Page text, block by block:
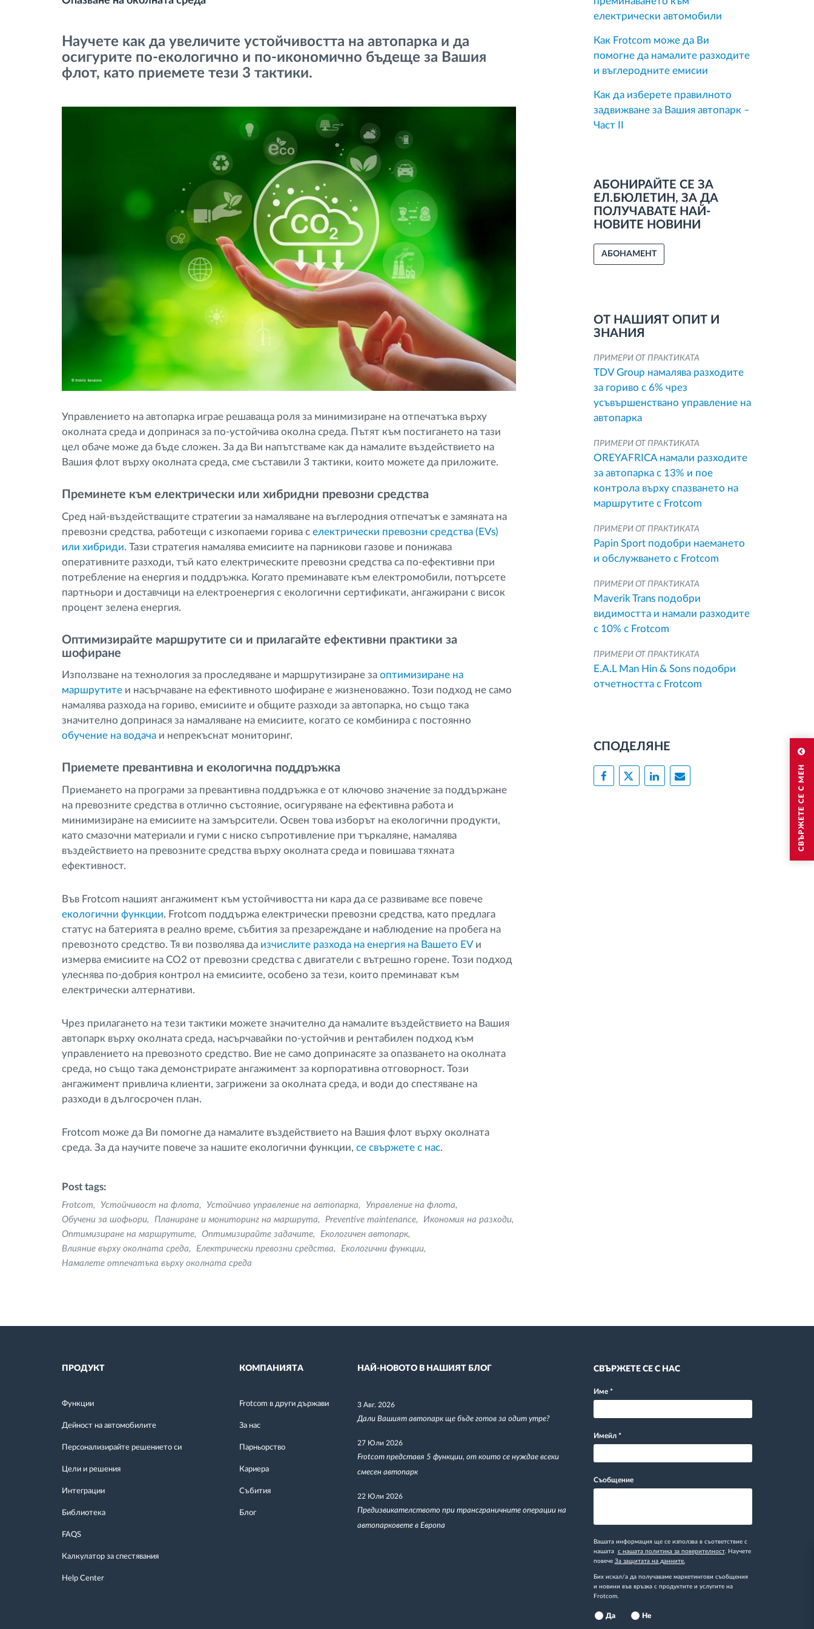
СВЪРЖЕТЕ СЕ С МЕН
Контрол на достъпа
Управление на горивото
Автоматична идентификация на
Разберете за всички
функционалности
Научете как да увеличите устойчивостта на автопарка и да
осигурите по-екологично и по-икономично бъдеще за Вашия
флот, като приемете тези 3 тактики.
Управлението на автопарка играе решаваща роля за минимизиране на отпечатъка върху
околната среда и допринася за по-устойчива околна среда. Пътят към постигането на тази
цел обаче може да бъде сложен. За да Ви напътстваме как да намалите въздействието на
Вашия флот върху околната среда, сме съставили 3 тактики, които можете да приложите.
Преминете към електрически или хибридни превозни средства
Сред най-въздействащите стратегии за намаляване на въглеродния отпечатък е замяната на
превозни средства, работещи с изкопаеми горива с eлектрически превозни средства (EVs)
или хибриди. Тази стратегия намалява емисиите на парникови газове и понижава
оперативните разходи, тъй като електрическите превозни средства са по-ефективни при
потребление на енергия и поддръжка. Когато преминавате към електромобили, потърсете
партньори и доставчици на електроенергия с екологични сертификати, ангажирани с висок
процент зелена енергия.
Оптимизирайте маршрутите си и прилагайте ефективни практики за
шофиране
Използване на технология за проследяване и маршрутизиране за oптимизиране на
маршрутите и насърчаване на ефективното шофиране е жизненоважно. Този подход не само
намалява разхода на гориво, емисиите и общите разходи за автопарка, но също така
значително допринася за намаляване на емисиите, когато се комбинира с постоянно
обучение на водача и непрекъснат мониторинг.
Приемете превантивна и екологична поддръжка
Приемането на програми за превантивна поддръжка е от ключово значение за поддържане
на превозните средства в отлично състояние, осигуряване на ефективна работа и
минимизиране на емисиите на замърсители. Освен това изборът на екологични продукти,
като смазочни материали и гуми с ниско съпротивление при търкаляне, намалява
въздействието на превозните средства върху околната среда и повишава тяхната
ефективност.
Във Frotcom нашият ангажимент към устойчивостта ни кара да се развиваме все повече
eкологични функции. Frotcom поддържа електрически превозни средства, като предлага
статус на батерията в реално време, събития за презареждане и наблюдение на пробега на
превозното средство. Тя ви позволява да изчислите разхода на енергия на Вашето EVи
измерва емисиите на CO2 от превозни средства с двигатели с вътрешно горене. Този подход
улеснява по-добрия контрол на емисиите, особено за тези, които преминават към
електрически алтернативи.
Чрез прилагането на тези тактики можете значително да намалите въздействието на Вашия
автопарк върху околната среда, насърчавайки по-устойчив и рентабилен подход към
управлението на превозното средство. Вие не само допринасяте за опазването на околната
среда, но също така демонстрирате ангажимент за корпоративна отговорност. Този
ангажимент привлича клиенти, загрижени за околната среда, и води до спестяване на
разходи в дългосрочен план.
Frotcom може да Ви помогне да намалите въздействието на Вашия флот върху околната
среда. За да научите повече за нашите екологични функции, cе свържете с нас.
Post tags:
Frotcom Устойчивост на флота Устойчиво управление на автопарка
Управление на флота
Обучени за шофьори
Планиране и мониторинг на маршрута Preventive maintenance
Икономия на разходи
Оптимизиране на маршрутите
Оптимизирайте задачите
Екологичен автопарк
Влияние върху околната среда
Електрически превозни средства
Екологични функции
Намалете отпечатъка върху околната среда
електрически автомобили
Как Frotcom може да Ви
помогне да намалите разходите
и въглеродните емисии
Как да изберете правилното
задвижване за Вашия автопарк –
Част II
АБОНИРАЙТЕ СЕ ЗА
ЕЛ.БЮЛЕТИН, ЗА ДА
ПОЛУЧАВАТЕ НАЙ-
НОВИТЕ НОВИНИ
АБОНАМЕНТ
ОТ НАШИЯТ ОПИТ И
ЗНАНИЯ
ПРИМЕРИ ОТ ПРАКТИКАТА
TDV Group намалява разходите
за гориво с 6% чрез
усъвършенствано управление на
автопарка
ПРИМЕРИ ОТ ПРАКТИКАТА
OREYAFRICA намали разходите
за автопарка с 13% и пое
контрола върху спазването на
маршрутите с Frotcom
ПРИМЕРИ ОТ ПРАКТИКАТА
Papin Sport подобри наемането
и обслужването с Frotcom
ПРИМЕРИ ОТ ПРАКТИКАТА
Maverik Trans подобри
видимостта и намали разходите
с 10% с Frotcom
ПРИМЕРИ ОТ ПРАКТИКАТА
E.A.L Man Hin & Sons подобри
отчетността с Frotcom
СПОДЕЛЯНЕ
ПРОДУКТ
Функции
Дейност на автомобилите
Персонализирайте решението си
Цели и решения
Интеграции
Библиотека
FAQS
Калкулатор за спестявания
Help Center
КОМПАНИЯТА
Frotcom в други държави
За нас
Парньорство
Кариера
Събития
Блог
НАЙ-НОВОТО В НАШИЯТ БЛОГ
3 Авг. 2026
Дали Вашият автопарк ще бъде готов за одит утре?
27 Юли 2026
Frotcom представя 5 функции, от които се нуждае всеки
смесен автопарк
22 Юли 2026
Предизвикателството при трансграничните операции на
автопарковете в Европа
СВЪРЖЕТЕ СЕ С НАС
Име *
Имейл *
Съобщение
Вашата информация ще се използва в съответствие с
нашата с нашата политика за поверителност. Научете
повече За защитата на данните.
Бих искал/а да получаваме маркетингови съобщения
и новини във връзка с продуктите и услугите на
Frotcom.
Да Не